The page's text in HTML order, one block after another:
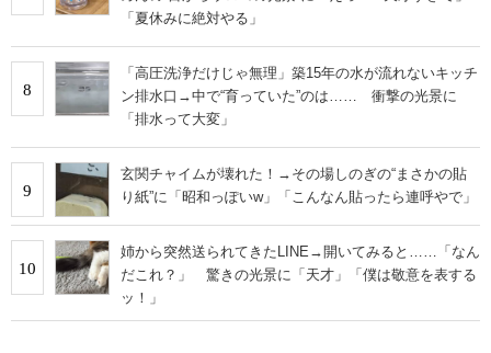
「夏休みに絶対やる」
8
「高圧洗浄だけじゃ無理」築15年の水が流れないキッチ
ン排水口→中で“育っていた”のは…… 衝撃の光景に
「排水って大変」
9
玄関チャイムが壊れた！→その場しのぎの“まさかの貼
り紙”に「昭和っぽいw」「こんなん貼ったら連呼やで」
10
姉から突然送られてきたLINE→開いてみると……「なん
だこれ？」 驚きの光景に「天才」「僕は敬意を表する
ッ！」